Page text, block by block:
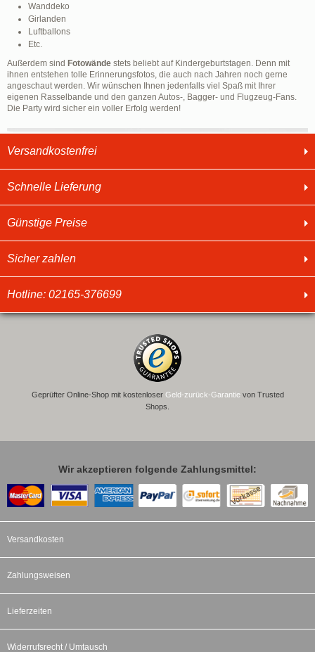
Versandkostenfrei
Schnelle Lieferung
Günstige Preise
Sicher zahlen
Hotline: 02165-376699
Wanddeko
Girlanden
Luftballons
Etc.
Außerdem sind Fotowände stets beliebt auf Kindergeburtstagen. Denn mit
ihnen entstehen tolle Erinnerungsfotos, die auch nach Jahren noch gerne
angeschaut werden. Wir wünschen Ihnen jedenfalls viel Spaß mit Ihrer
eigenen Rasselbande und den ganzen Autos-, Bagger- und Flugzeug-Fans.
Die Party wird sicher ein voller Erfolg werden!
Geprüfter Online-Shop mit kostenloser Geld-zurück-Garantievon Trusted
Shops.
Wir akzeptieren folgende Zahlungsmittel:
Versandkosten
Zahlungsweisen
Lieferzeiten
Widerrufsrecht / Umtausch